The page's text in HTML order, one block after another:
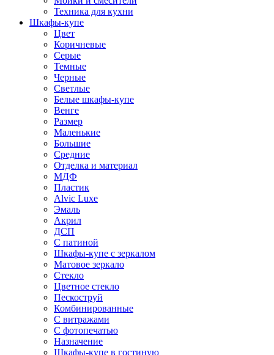
Техника для кухни
Шкафы-купе
Цвет
Коричневые
Серые
Темные
Черные
Светлые
Белые шкафы-купе
Венге
Размер
Маленькие
Большие
Средние
Отделка и материал
МДФ
Пластик
Alvic Luxe
Эмаль
Акрил
ДСП
С патиной
Шкафы-купе с зеркалом
Матовое зеркало
Стекло
Цветное стекло
Пескоструй
Комбинированные
С витражами
С фотопечатью
Назначение
Шкафы-купе в гостиную